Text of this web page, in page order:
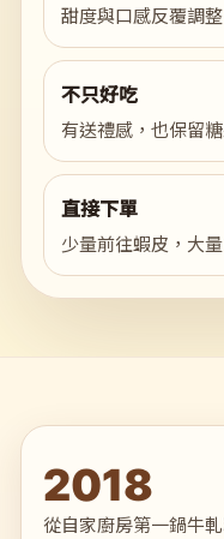
甜度與口感反覆調
不只好吃
有送禮感，也保留
直接下單
少量前往蝦皮，大
2018
從自家廚房第一鍋牛